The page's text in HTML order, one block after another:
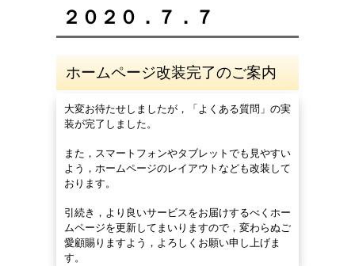
２０２０．７．７
ホームページ改装完了のご案内
大変お待たせしましたが，「よくある質問」の実
装が完了しました。
また，スマートフォンやタブレットでも見やすい
よう，ホームページのレイアウトなども改装して
おります。
引続き，より良いサービスをお届けするべくホー
ムページを更新してまいりますので，変わらぬご
愛顧賜りますよう，よろしくお願い申し上げま
す。